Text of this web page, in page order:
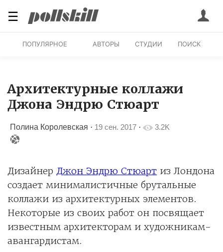
☰
ПОПУЛЯРНОЕ АВТОРЫ СТУДИИ ПОИСК
Архитектурные коллажи
Джона Эндрю Стюарт
Полина Королевская · 19 сен. 2017 · 3.2K
Дизайнер Джон Эндрю Стюарт из Лондона
создает минималистичные брутальные
коллажи из архитектурных элементов.
Некоторые из своих работ он посвящает
известным архитекторам и художникам-
авангардистам.